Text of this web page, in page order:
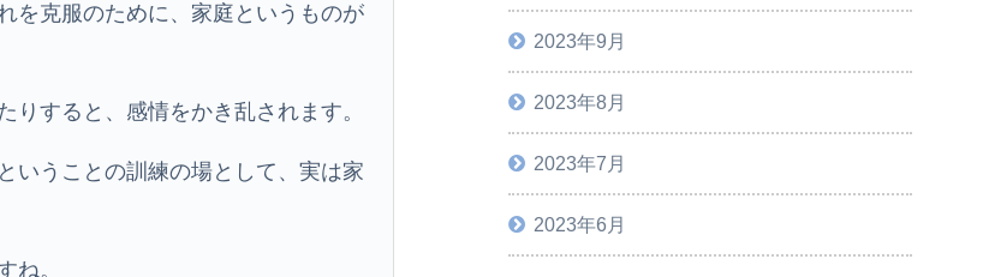
を克服のために、家庭というものが
すると、感情をかき乱されます。
いうことの訓練の場として、実は家
ね。
2023年9月
2023年8月
2023年7月
2023年6月